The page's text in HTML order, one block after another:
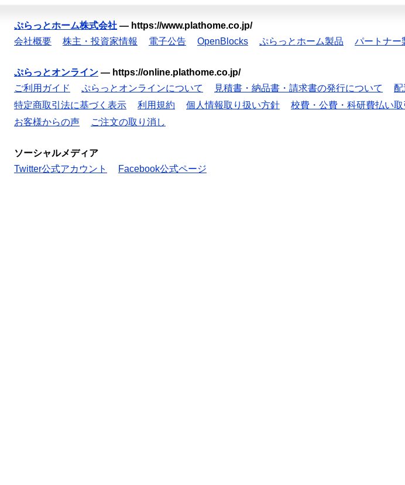
ぷらっとホーム株式会社 — https://www.plathome.co.jp/
会社概要
株主・投資家情報 電子公告 OpenBlocks ぷらっとホーム製品 パートナー
ぷらっとオンライン — https://online.plathome.co.jp/
ご利用ガイド
ぷらっとオンラインについて 見積書・納品書・請求書の発行について 配
特定商取引法に基づく表示
利用規約 個人情報取り扱い方針 校費・公費・科研費払い
お客様からの声
ご注文の取り消し
ソーシャルメディア
Twitter公式アカウント
Facebook公式ページ